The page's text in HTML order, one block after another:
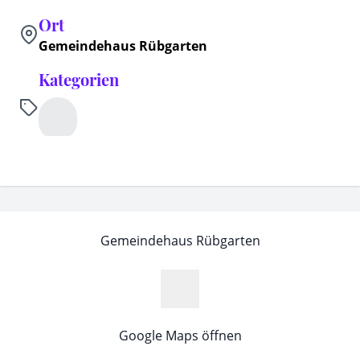
Ort
Gemeindehaus Rübgarten
Kategorien
Gemeindehaus Rübgarten
Google Maps öffnen